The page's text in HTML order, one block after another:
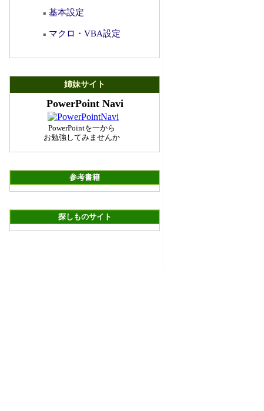
■ 基本設定
■ マクロ・VBA設定
姉妹サイト
PowerPoint Navi
PowerPointを一から
お勉強してみませんか
参考書籍
探しものサイト